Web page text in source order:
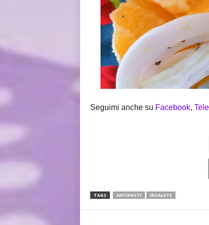
Seguimi anche su Facebook,
TAGS ANTIPASTI INSALATE